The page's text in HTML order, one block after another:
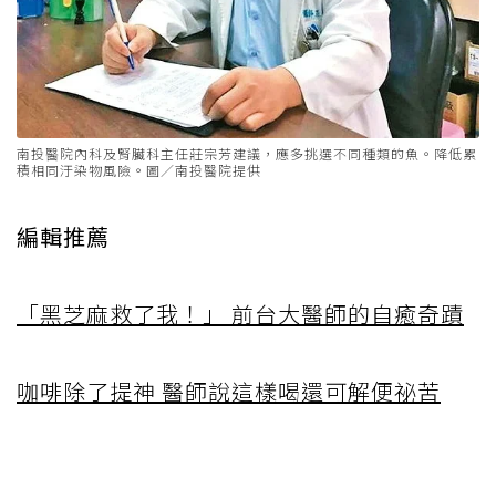
南投醫院內科及腎臟科主任莊宗芳建議，應多挑選不同種類的魚。降低累
積相同汙染物風險。圖／南投醫院提供
編輯推薦
「黑芝麻救了我！」 前台大醫師的自癒奇蹟
咖啡除了提神 醫師說這樣喝還可解便祕苦